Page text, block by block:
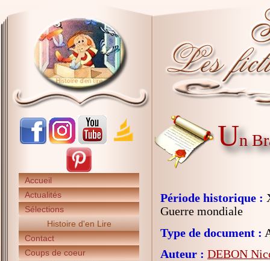
Accueil
Actualités
Sélections
Histoire d'en Lire
Contact
Coups de coeur
Un
Période historique :
Guerre mondiale
Type de document :
Auteur : DEBON